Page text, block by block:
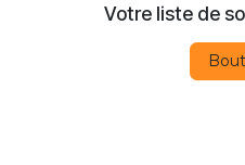
Votre liste de